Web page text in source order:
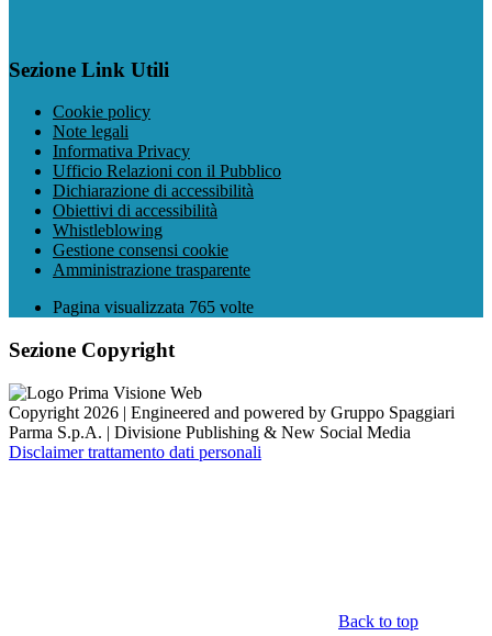
Sezione Link Utili
Cookie policy
Note legali
Informativa Privacy
Ufficio Relazioni con il Pubblico
Dichiarazione di accessibilità
Obiettivi di accessibilità
Whistleblowing
Gestione consensi cookie
Amministrazione trasparente
Pagina visualizzata 765 volte
Sezione Copyright
Copyright 2026 | Engineered and powered by Gruppo Spaggiari
Parma S.p.A. | Divisione Publishing & New Social Media
Disclaimer trattamento dati personali
Back to top